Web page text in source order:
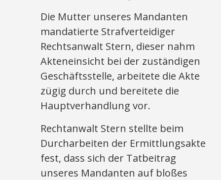
Die Mutter unseres Mandanten
mandatierte Strafverteidiger
Rechtsanwalt Stern, dieser nahm
Akteneinsicht bei der zuständigen
Geschäftsstelle, arbeitete die Akte
zügig durch und bereitete die
Hauptverhandlung vor.
Rechtanwalt Stern stellte beim
Durcharbeiten der Ermittlungsakte
fest, dass sich der Tatbeitrag
unseres Mandanten auf bloßes